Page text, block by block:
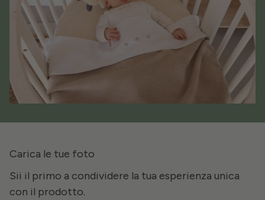
Carica le tue foto
Sii il primo a condividere la tua esperienza unica
con il prodotto.